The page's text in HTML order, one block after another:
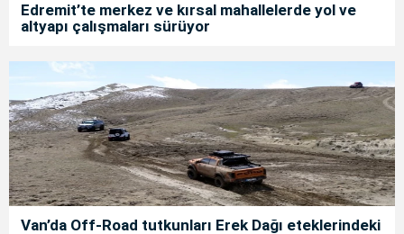
Edremit’te merkez ve kırsal mahallelerde yol ve
altyapı çalışmaları sürüyor
Van’da Off-Road tutkunları Erek Dağı eteklerindeki